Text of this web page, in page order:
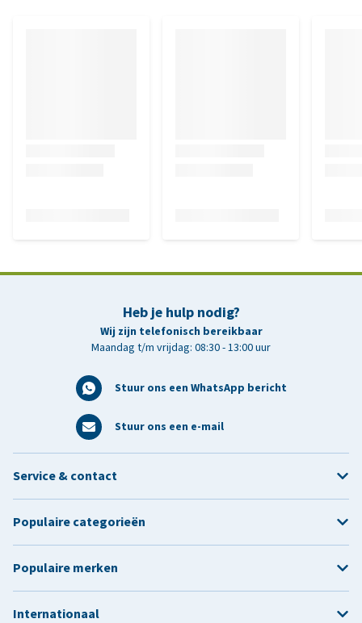
Heb je hulp nodig?
Wij zijn telefonisch bereikbaar
Maandag t/m vrijdag: 08:30 - 13:00 uur
Stuur ons een WhatsApp bericht
Stuur ons een e-mail
Service & contact
Populaire categorieën
Populaire merken
Internationaal